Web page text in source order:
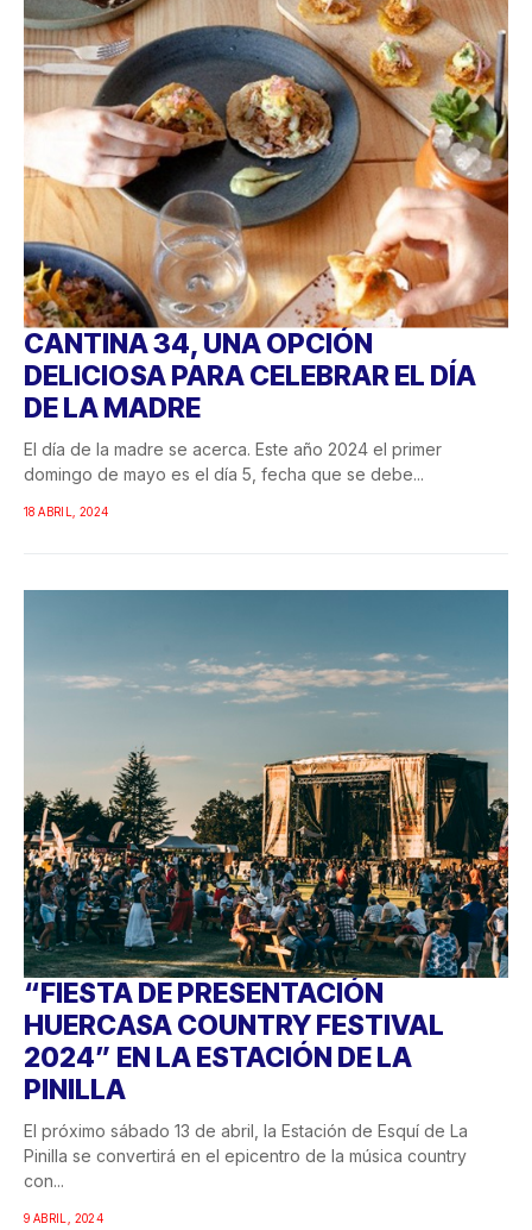
CANTINA 34, UNA OPCIÓN
DELICIOSA PARA CELEBRAR EL DÍA
DE LA MADRE
El día de la madre se acerca. Este año 2024 el primer
domingo de mayo es el día 5, fecha que se debe...
18 ABRIL, 2024
“FIESTA DE PRESENTACIÓN
HUERCASA COUNTRY FESTIVAL
2024” EN LA ESTACIÓN DE LA
PINILLA
El próximo sábado 13 de abril, la Estación de Esquí de La
Pinilla se convertirá en el epicentro de la música country
con...
9 ABRIL, 2024